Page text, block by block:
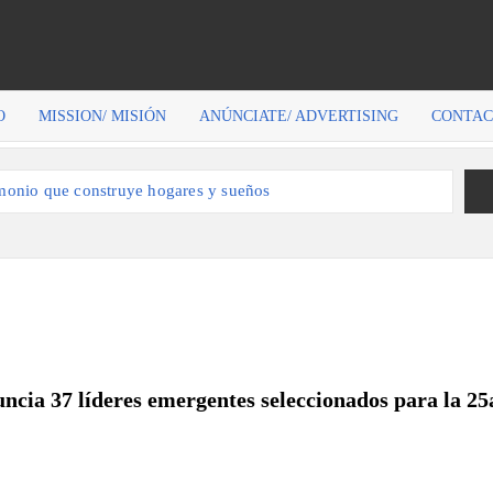
MISSION/ MISIÓN ANÚNCIATE/ ADVERTISING
que construye hogares y sueños
siguen conquistando escenarios
de Yuniel González
37 líderes emergentes seleccionados para la